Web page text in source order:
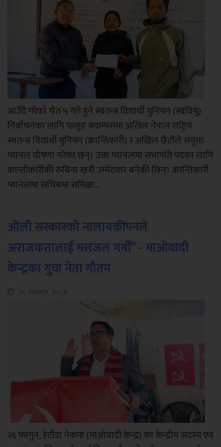
आउँदै गरेको चैत ५ गते हुने स्वतन्त्र विद्यार्थी युनियन (स्ववियु)
निर्वाचनका लागि पालुङ क्याम्पसमा अखिल नेपाल राष्ट्रिय
स्वतन्त्र विद्यार्थी युनियन (क्रान्तिकारी) र अखिल छैटौंले संयुक्त
प्यानल घोषणा गरेका छन्। उक्त प्यानलमा सभापति पदका लागि
क्रान्तीकारीकी रुबिना खत्री उम्मेदवार बनेकी छिन्। क्रान्तिकारी
प्यानलमा सचिबमा समिक्षा...
ओली सरकारको नालायकीपनले
अराजकतालाई मलजल गर्यो” - माओवादी
केन्द्रका युवा नेता गौतम
२६ फागुन, हेटौंडा नेकपा (माओवादी केन्द्र) का केन्द्रीय सदस्य एवं